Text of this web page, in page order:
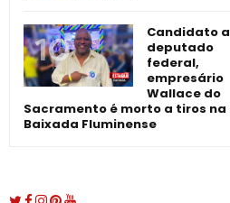
Candidato a
deputado
federal,
empresário
Wallace do
Sacramento é morto a tiros na
Baixada Fluminense